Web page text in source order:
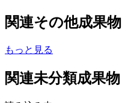
関連その他成果物
もっと見る
関連未分類成果物